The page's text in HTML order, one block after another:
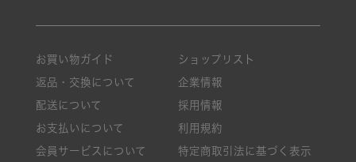
お買い物ガイド
返品・交換について
配送について
お支払いについて
会員サービスについて
ショップリスト
企業情報
採用情報
利用規約
特定商取引法に基づく表示